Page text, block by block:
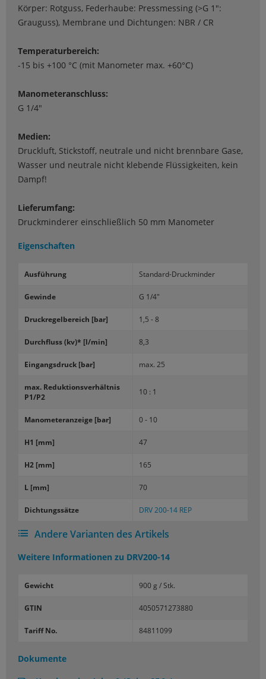
Körper: Rotguss, Federhaube: Pressmessing (>G 1":
Grauguss), Membrane und Dichtungen: NBR / CR
Temperaturbereich:
-15 bis +100 °C (mit Manometer max. +60°C)
Manometeranschluss:
G 1/4"
Medien:
Druckluft, Stickstoff, neutrale und nicht brennbare Gase,
Wasser und neutrale nicht klebende Flüssigkeiten, kein
Dampf!
Lieferumfang:
Druckminderer einschließlich 50 mm Manometer
Eigenschaften
Aus­füh­rung Standard-​Druckminder
Ge­win­de G 1/4"
Druck­re­gel­be­reich [bar] 1,5 - 8
Durch­fluss (kv)* [l/min] 8,3
Ein­gangs­druck [bar] max. 25
max. Re­duk­ti­ons­ver­hält­nis
P1/P2
10 : 1
Ma­no­me­ter­an­zei­ge [bar] 0 - 10
H1 [mm] 47
H2 [mm] 165
L [mm] 70
Dich­tungs­sät­ze DRV 200-​14 REP
Andere Varianten des Artikels
Weitere Informationen zu DRV200-14
Gewicht 900 g / Stk.
GTIN 4050571273880
Tariff No. 84811099
Dokumente